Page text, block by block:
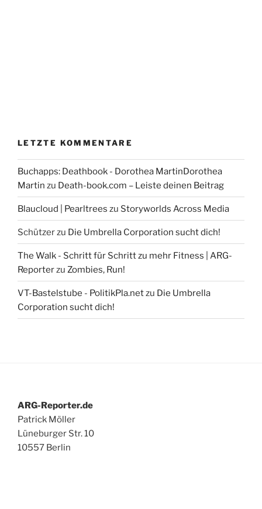
LETZTE KOMMENTARE
Buchapps: Deathbook - Dorothea MartinDorothea
Martin zu Death-book.com – Leiste deinen Beitrag
Blaucloud | Pearltrees zu Storyworlds Across Media
Schützerzu Die Umbrella Corporation sucht dich!
The Walk - Schritt für Schritt zu mehr Fitness | ARG-
Reporterzu Zombies, Run!
VT-Bastelstube - PolitikPla.netzu Die Umbrella
Corporation sucht dich!
ARG-Reporter.de
Patrick Möller
Lüneburger Str. 10
10557 Berlin